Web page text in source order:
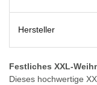
Hersteller
Festliches XXL-
Dieses hochwertige